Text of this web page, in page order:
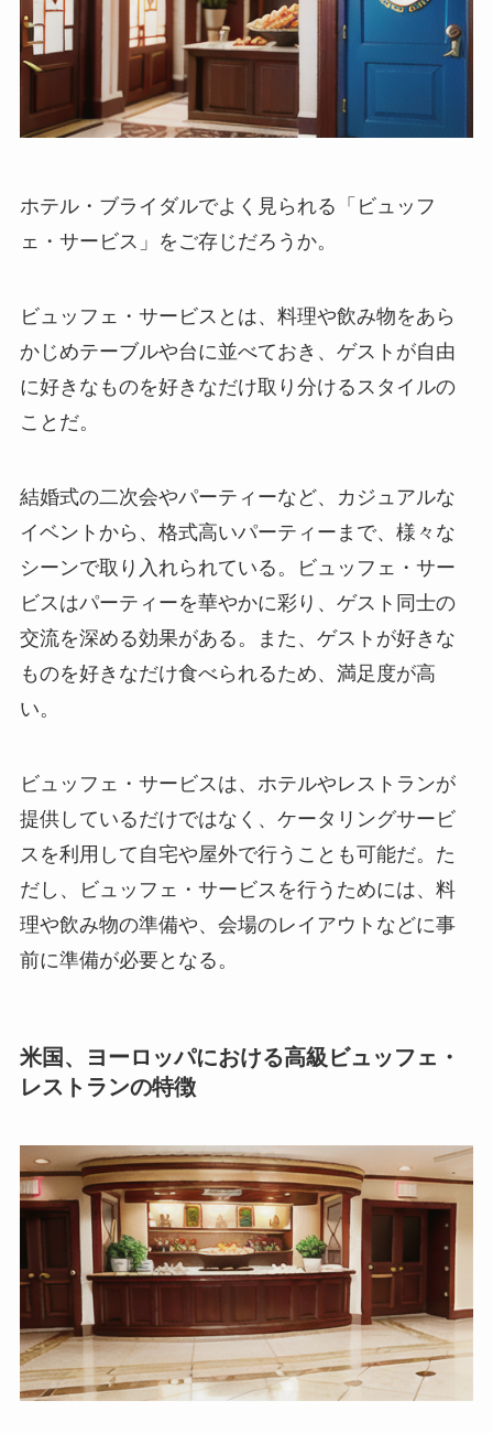
ホテル・ブライダルでよく見られる「ビュッフ
ェ・サービス」をご存じだろうか。
ビュッフェ・サービスとは、料理や飲み物をあら
かじめテーブルや台に並べておき、 ゲストが自由
に好きなものを好きなだけ取り分ける スタイルの
ことだ。
結婚式の二次会やパーティーなど、カジュアルな
イベントから、格式高いパーティーまで、様々な
シーンで取り入れられている。ビュッフェ・サー
ビスはパーティーを華やかに彩り、ゲスト同士の
交流を深める効果がある。また、ゲストが好きな
ものを好きなだけ食べられるため、満足度が高
い。
ビュッフェ・サービスは、ホテルやレストランが
提供しているだけではなく、ケータリングサービ
スを利用して自宅や屋外で行うことも可能だ。た
だし、ビュッフェ・サービスを行うためには、料
理や飲み物の準備や、会場のレイアウトなどに事
前に準備が必要となる。
米国、ヨーロッパにおける高級ビュッフェ・
レストランの特徴